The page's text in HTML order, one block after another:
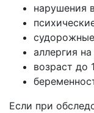
нарушения
аллергия
возраст до
Если при